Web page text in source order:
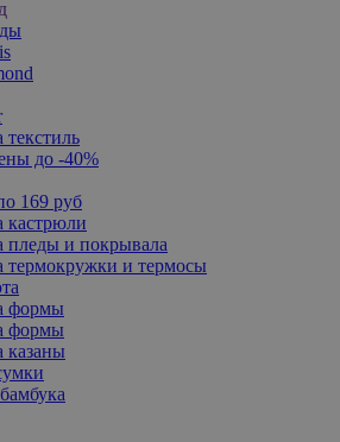
текстиль
до -40%
169 руб
кастрюли
пледы и покрывала
термокружки и термосы
формы
формы
казаны